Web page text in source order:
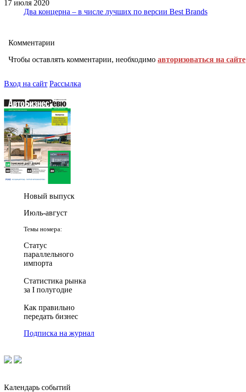
17 июля 2020
Два концерна – в числе лучших по версии Best Brands
Комментарии
Чтобы оставлять комментарии, необходимо авторизоваться на сайте
Вход на сайт Рассылка
Новый выпуск
Июль-август
Темы номера:
Статус
параллельного
импорта
Статистика рынка
за I полугодие
Как правильно
передать бизнес
Подписка на журнал
Календарь событий